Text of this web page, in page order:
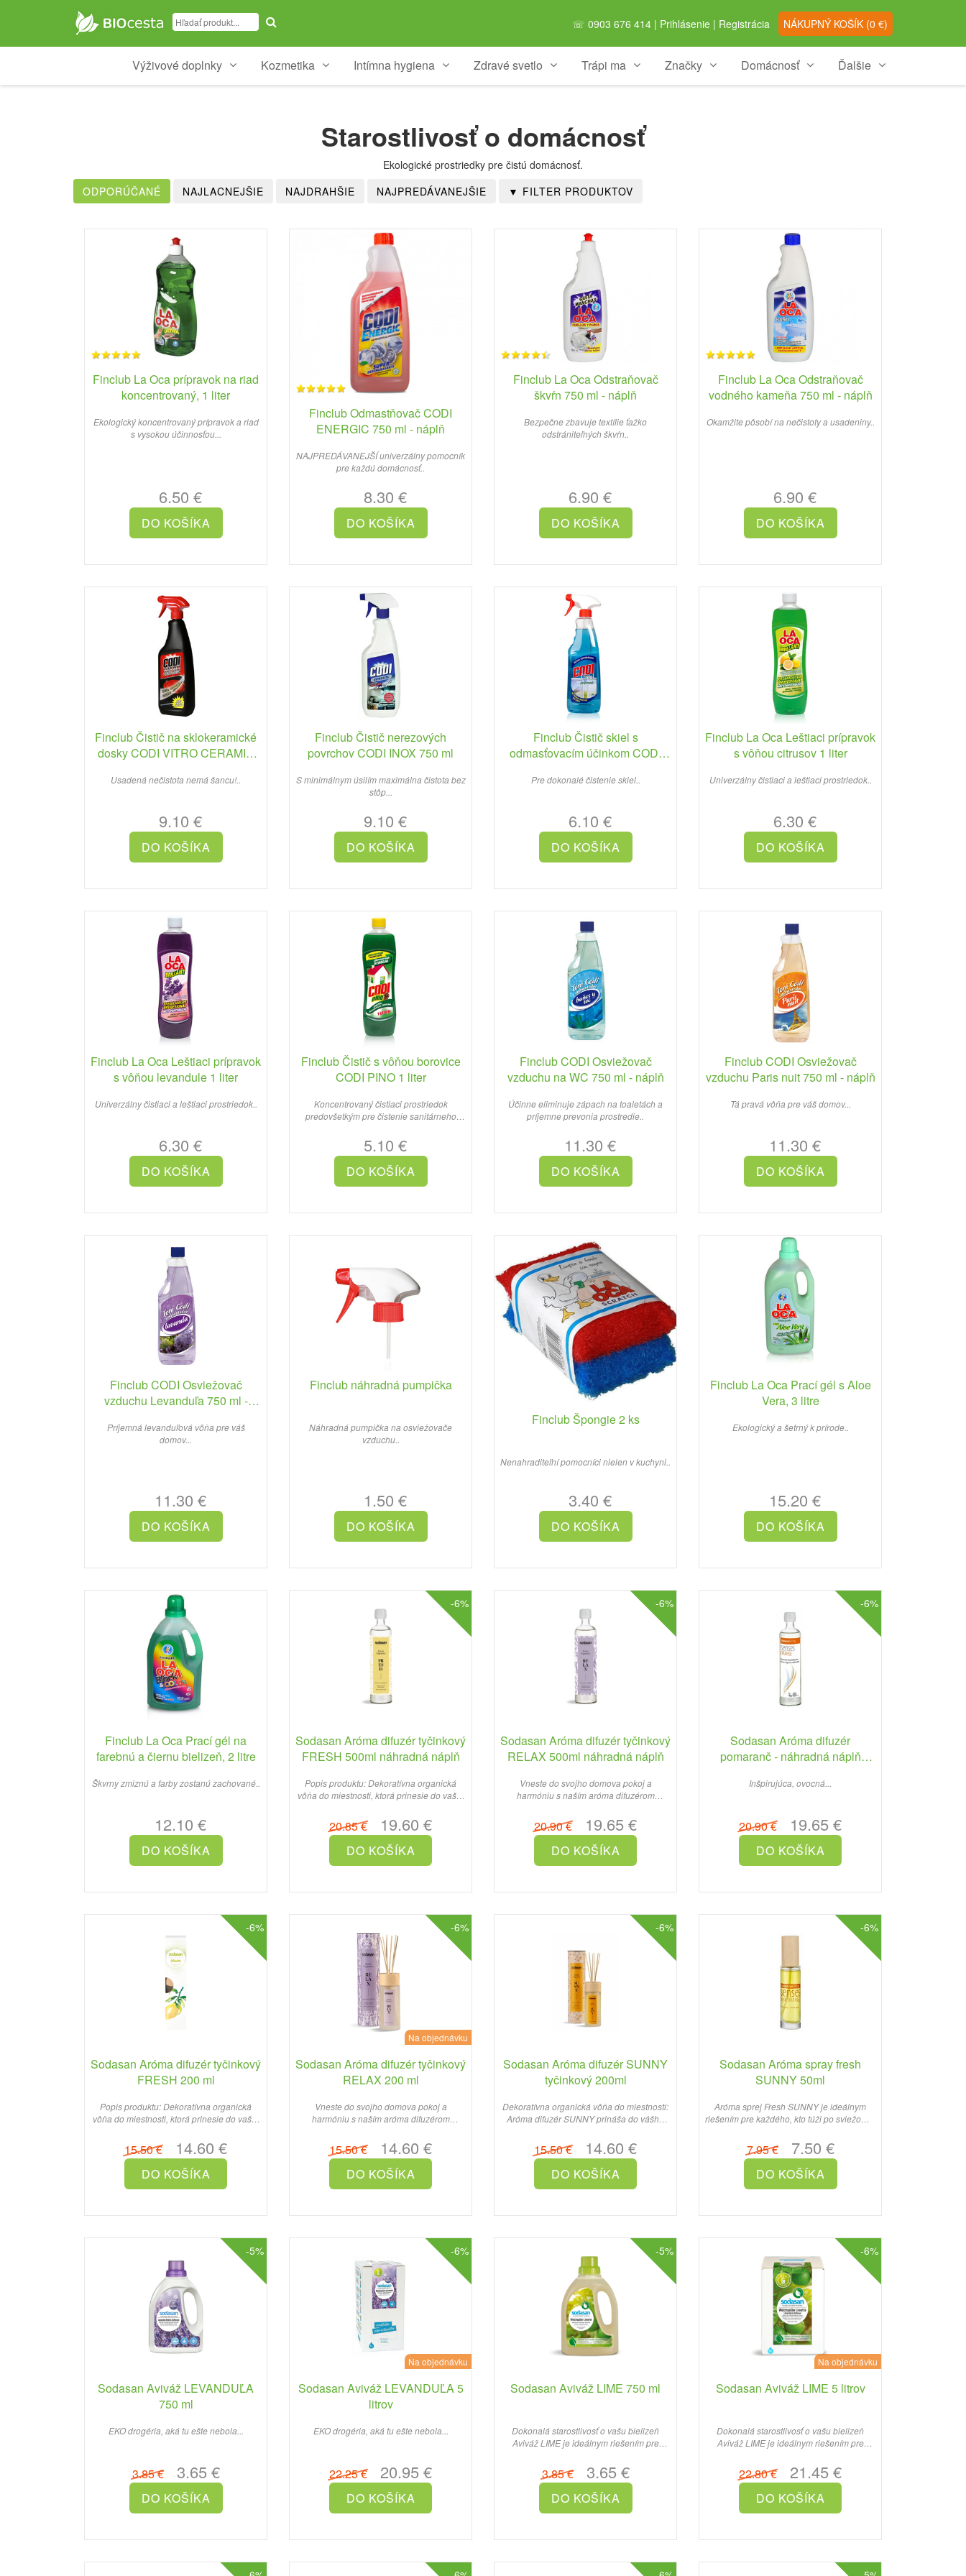
☏ 0903 676 414 | Prihlásenie | Registrácia NÁKUPNÝ KOŠÍK (0 €)
Výživové doplnky Kozmetika Intímna hygiena Zdravé svetlo Trápi ma Značky Domácnosť Ďalšie
Starostlivosť o domácnosť
Ekologické prostriedky pre čistú domácnosť.
Finclub La Oca prípravok na riad
koncentrovaný, 1 liter
Ekologický koncentrovaný prípravok a riad
s vysokou účinnosťou...
6.50 €
Finclub Odmastňovač CODI
ENERGIC 750 ml - náplň
NAJPREDÁVANEJŠÍ univerzálny pomocník
pre každú domácnosť..
8.30 €
Finclub La Oca Odstraňovač
škvŕn 750 ml - náplň
Bezpečne zbavuje textílie ťažko
odstrániteľných škvŕn..
6.90 €
Finclub La Oca Odstraňovač
vodného kameňa 750 ml - náplň
Okamžite pôsobí na nečistoty a usadeniny..
6.90 €
Finclub Čistič na sklokeramické
dosky CODI VITRO CERAMIC
Usadená nečistota nemá šancu!..
9.10 €
Finclub Čistič nerezových
povrchov CODI INOX 750 ml
S minimálnym úsilím maximálna čistota bez
stôp...
9.10 €
Finclub Čistič skiel s
odmasťovacím účinkom CODI
Pre dokonalé čistenie skiel..
6.10 €
Finclub La Oca Leštiaci prípravok
s vôňou citrusov 1 liter
Univerzálny čistiaci a leštiaci prostriedok..
6.30 €
Finclub La Oca Leštiaci prípravok
s vôňou levandule 1 liter
Univerzálny čistiaci a leštiaci prostriedok..
6.30 €
Finclub Čistič s vôňou borovice
CODI PINO 1 liter
Koncentrovaný čistiaci prostriedok
predovšetkým pre čistenie sanitárneho
5.10 €
Finclub CODI Osviežovač
vzduchu na WC 750 ml - náplň
Účinne eliminuje zápach na toaletách a
príjemne prevonia prostredie..
11.30 €
Finclub CODI Osviežovač
vzduchu Paris nuit 750 ml - náplň
Tá pravá vôňa pre váš domov...
11.30 €
Finclub CODI Osviežovač
vzduchu Levanduľa 750 ml -
Príjemná levanduľová vôňa pre váš
domov...
11.30 €
Finclub náhradná pumpička
Náhradná pumpička na osviežovače
vzduchu..
1.50 €
Finclub Špongie 2 ks
Nenahraditeľní pomocníci nielen v kuchyni..
3.40 €
Finclub La Oca Prací gél s Aloe
Vera, 3 litre
Ekologický a šetrný k prírode..
15.20 €
Finclub La Oca Prací gél na
farebnú a čiernu bielizeň, 2 litre
Škvrny zmiznú a farby zostanú zachované..
12.10 €
-6%
Sodasan Aróma difuzér tyčinkový
FRESH 500ml náhradná náplň
Popis produktu: Dekoratívna organická
vôňa do miestnosti, ktorá prinesie do vašej
20.85 €19.60 €
-6%
Sodasan Aróma difuzér tyčinkový
RELAX 500ml náhradná náplň
Vneste do svojho domova pokoj a
harmóniu s naším aróma difuzérom
20.90 €19.65 €
-6%
Sodasan Aróma difuzér
pomaranč - náhradná náplň
Inšpirujúca, ovocná...
20.90 €19.65 €
-6%
Sodasan Aróma difuzér tyčinkový
FRESH 200 ml
Popis produktu: Dekoratívna organická
vôňa do miestnosti, ktorá prinesie do vašej
15.50 €14.60 €
-6%
Na objednávku
Sodasan Aróma difuzér tyčinkový
RELAX 200 ml
Vneste do svojho domova pokoj a
harmóniu s naším aróma difuzérom
15.50 €14.60 €
-6%
Sodasan Aróma difuzér SUNNY
tyčinkový 200ml
Dekoratívna organická vôňa do miestnosti:
Aróma difuzér SUNNY prináša do vášho
15.50 €14.60 €
-6%
Sodasan Aróma spray fresh
SUNNY 50ml
Aróma sprej Fresh SUNNY je ideálnym
riešením pre každého, kto túži po sviežom a
7.95 €7.50 €
-5%
Sodasan Aviváž LEVANDUĽA
750 ml
EKO drogéria, aká tu ešte nebola...
3.85 €3.65 €
-6%
Na objednávku
Sodasan Aviváž LEVANDUĽA 5
litrov
EKO drogéria, aká tu ešte nebola...
22.25 €20.95 €
-5%
Sodasan Aviváž LIME 750 ml
Dokonalá starostlivosť o vašu bielizeň
Aviváž LIME je ideálnym riešením pre
3.85 €3.65 €
-6%
Na objednávku
Sodasan Aviváž LIME 5 litrov
Dokonalá starostlivosť o vašu bielizeň
Aviváž LIME je ideálnym riešením pre
22.80 €21.45 €